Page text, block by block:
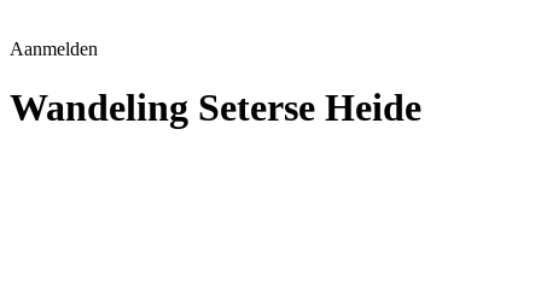
Aanmelden
Wandeling Seterse Heide